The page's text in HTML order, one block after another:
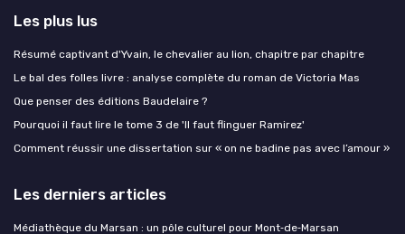
Les plus lus
Résumé captivant d'Yvain, le chevalier au lion, chapitre par chapitre
Le bal des folles livre : analyse complète du roman de Victoria Mas
Que penser des éditions Baudelaire ?
Pourquoi il faut lire le tome 3 de 'Il faut flinguer Ramirez'
Comment réussir une dissertation sur « on ne badine pas avec l’amour »
Les derniers articles
Médiathèque du Marsan : un pôle culturel pour Mont‑de‑Marsan